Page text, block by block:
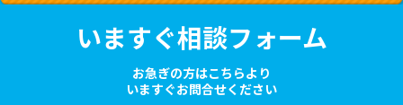
いますぐ相談フォーム
お急ぎの方はこちらより
いますぐお問合せください